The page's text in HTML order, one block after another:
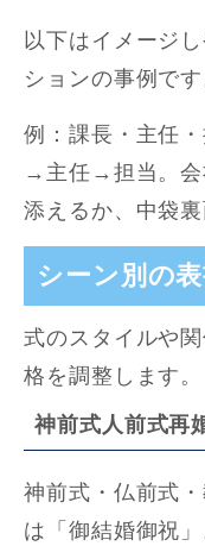
以下はイメージ
ションの事例です
例：課長・主任
→主任→担当。会
添えるか、中袋
シーン別の
式のスタイルや
格を調整します。
神前式人前式再
神前式・仏前式
は「御結婚御祝